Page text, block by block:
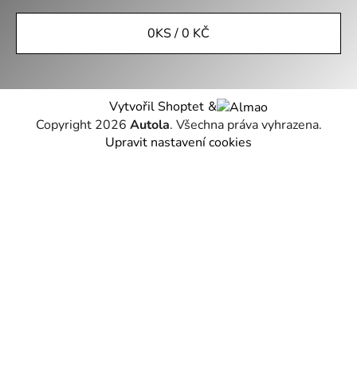
0KS /0 KČ
Vytvořil Shoptet &
Copyright 2026 Autola. Všechna práva vyhrazena.
Upravit nastavení cookies